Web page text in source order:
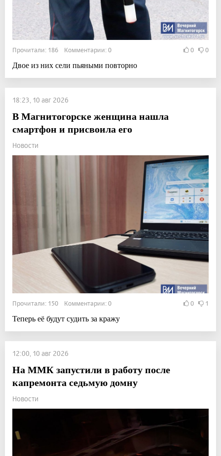
Прочитали: 186 Комментарии: 0 0 0
Двое из них сели пьяными повторно
18:23, 10 авг 2026
В Магнитогорске женщина нашла
смартфон и присвоила его
Новости
Прочитали: 150 Комментарии: 0 0 1
Теперь её будут судить за кражу
12:00, 10 авг 2026
На ММК запустили в работу после
капремонта седьмую домну
Новости